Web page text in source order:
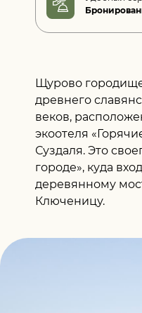
Щурово
древнего
веков,
экоотеля
Суздаля. Это
городе», куда
деревянному
Ключеницу.